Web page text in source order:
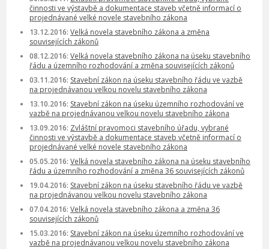
činnosti ve výstavbě a dokumentace staveb včetně informací o
projednávané velké novele stavebního zákona
13.12.2016: Velká novela stavebního zákona a změna
souvisejících zákonů
08.12.2016: Velká novela stavebního zákona na úseku stavebního
řádu a územního rozhodování a změna souvisejících zákonů
03.11.2016: Stavební zákon na úseku stavebního řádu ve vazbě
na projednávanou velkou novelu stavebního zákona
13.10.2016: Stavební zákon na úseku územního rozhodování ve
vazbě na projednávanou velkou novelu stavebního zákona
13.09.2016: Zvláštní pravomoci stavebního úřadu, vybrané
činnosti ve výstavbě a dokumentace staveb včetně informací o
projednávané velké novele stavebního zákona
05.05.2016: Velká novela stavebního zákona na úseku stavebního
řádu a územního rozhodování a změna 36 souvisejících zákonů
19.04.2016: Stavební zákon na úseku stavebního řádu ve vazbě
na projednávanou velkou novelu stavebního zákona
07.04.2016: Velká novela stavebního zákona a změna 36
souvisejících zákonů
15.03.2016: Stavební zákon na úseku územního rozhodování ve
vazbě na projednávanou velkou novelu stavebního zákona